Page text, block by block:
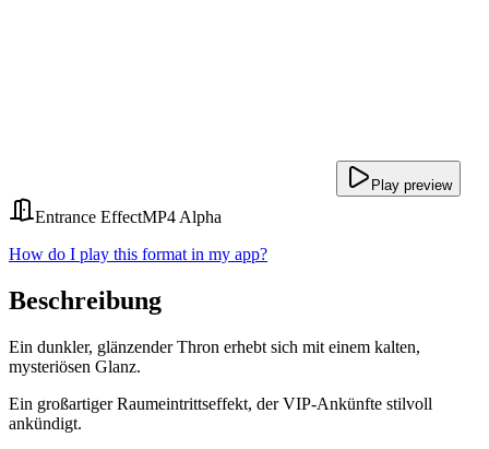
Play preview
Entrance EffectMP4 Alpha
How do I play this format in my app?
Beschreibung
Ein dunkler, glänzender Thron erhebt sich mit einem kalten,
mysteriösen Glanz.
Ein großartiger Raumeintrittseffekt, der VIP-Ankünfte stilvoll
ankündigt.